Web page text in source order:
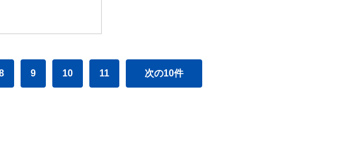
9 10 11 次の10件